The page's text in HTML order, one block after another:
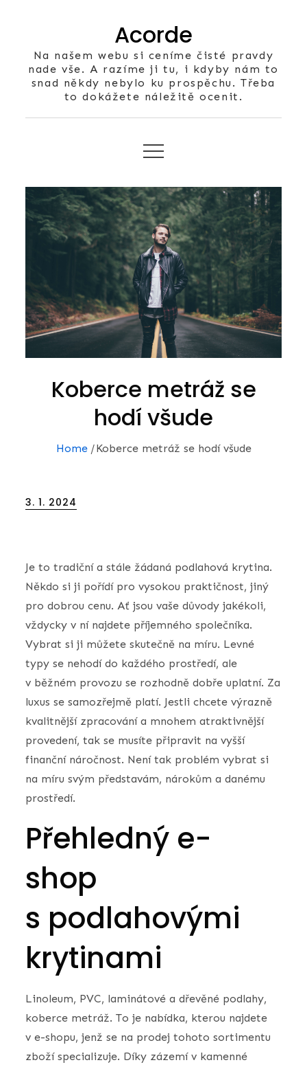
Acorde
Na našem webu si ceníme čisté pravdy
nade vše. A razíme ji tu, i kdyby nám to
snad někdy nebylo ku prospěchu. Třeba
to dokážete náležitě ocenit.
Koberce metráž se
hodí všude
Home Koberce metráž se hodí všude
Posted
3. 1. 2024
Je to tradiční a stále žádaná podlahová krytina.
Někdo si ji pořídí pro vysokou praktičnost, jiný
pro dobrou cenu. Ať jsou vaše důvody jakékoli,
vždycky v ní najdete příjemného společníka.
Vybrat si ji můžete skutečně na míru. Levné
typy se nehodí do každého prostředí, ale
v běžném provozu se rozhodně dobře uplatní. Za
luxus se samozřejmě platí. Jestli chcete výrazně
kvalitnější zpracování a mnohem atraktivnější
provedení, tak se musíte připravit na vyšší
finanční náročnost. Není tak problém vybrat si
na míru svým představám, nárokům a danému
prostředí.
Přehledný e-
shop
s podlahovými
krytinami
Linoleum, PVC, laminátové a dřevěné podlahy,
koberce metráž. To je nabídka, kterou najdete
v e-shopu, jenž se na prodej tohoto sortimentu
zboží specializuje. Díky zázemí v kamenné